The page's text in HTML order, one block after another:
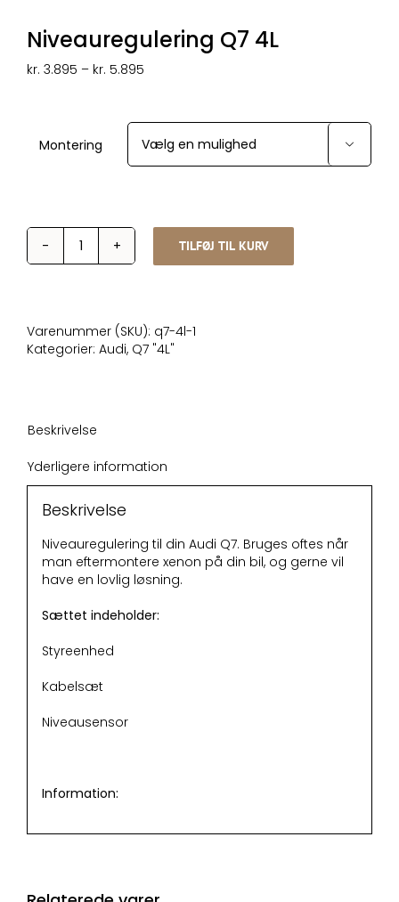
Niveauregulering Q7 4L
kr. 3.895 – kr. 5.895
kr. 5.895
Montering

NiveaureguleringTILFØJ TIL KURV
Varenummer (SKU): q7-4l-1
Kategorier: Audi, Q7 "4L"
Beskrivelse
Yderligere information
Beskrivelse
Niveauregulering til din Audi Q7. Bruges oftes når
man eftermontere xenon på din bil, og gerne vil
have en lovlig løsning.
Sættet indeholder:
Styreenhed
Kabelsæt
Niveausensor
Information: